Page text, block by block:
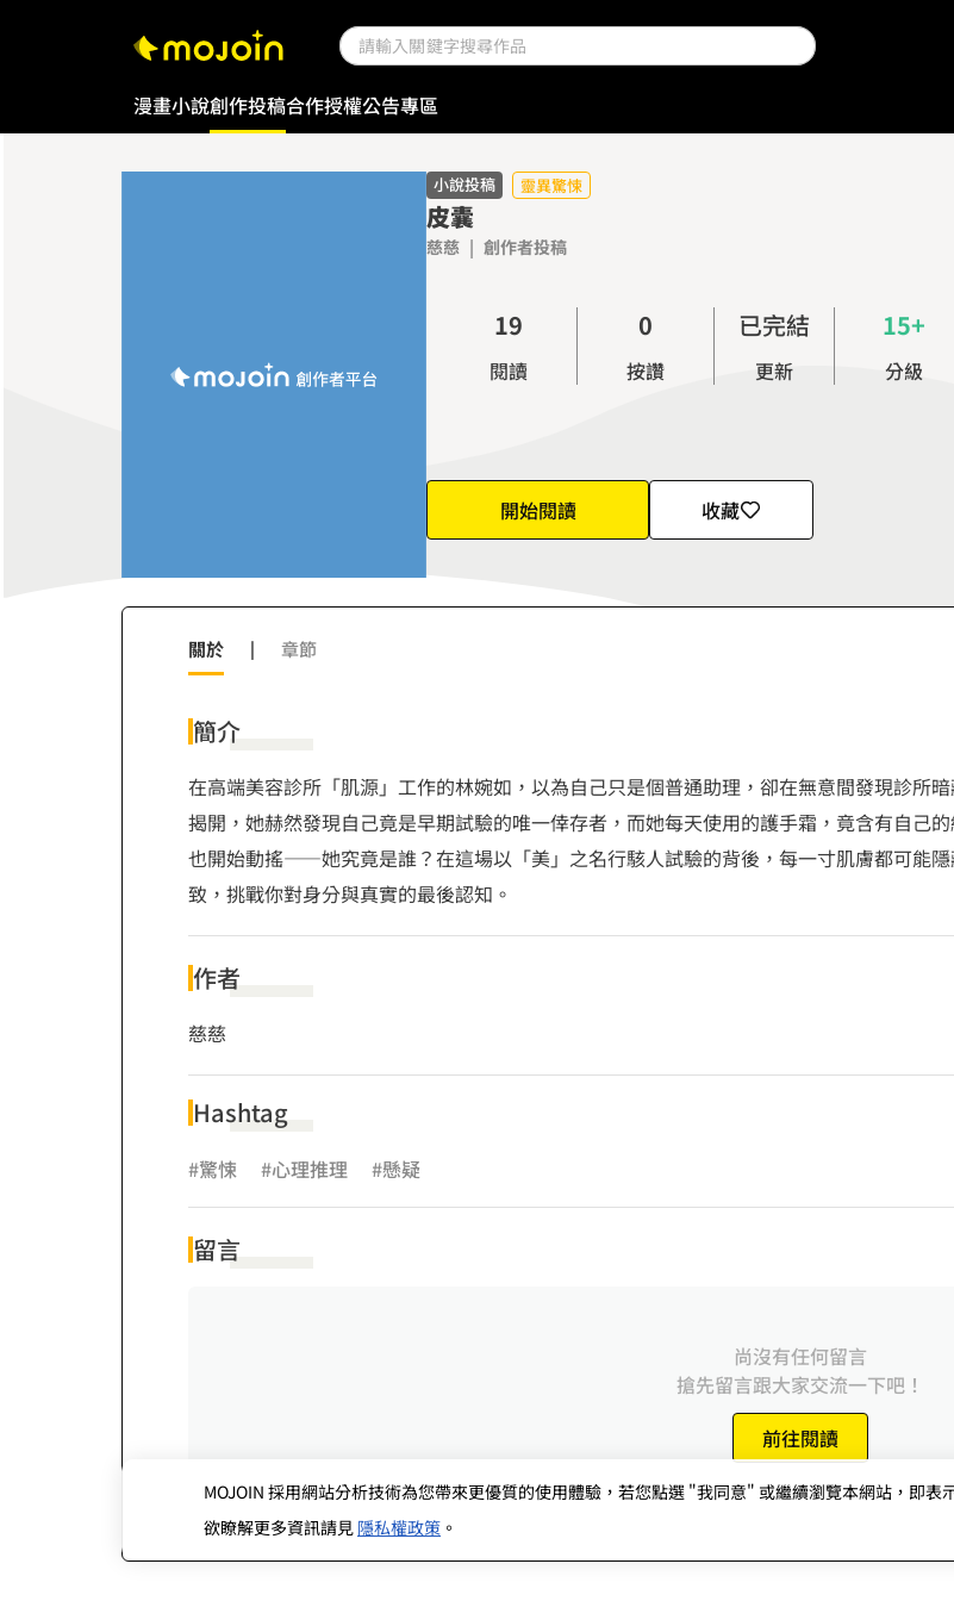
漫畫小說創作投稿合作授權公告專區
小說投稿 靈異驚悚
皮囊
慈慈 | 創作者投稿
1
2
6
7
9
1
2
5
7
9
閱讀
0
1
6
8
按讚
已完結
更新
15+
分級
開始閱讀 收藏
關於 | 章節
簡介
在高端美容診所「肌源」工作的林婉如，以為自己只是個普通助理，卻在無意間發現診所
揭開，她赫然發現自己竟是早期試驗的唯一倖存者，而她每天使用的護手霜，竟含有自己
也開始動搖——她究竟是誰？在這場以「美」之名行駭人試驗的背後，每一寸肌膚都可能
致，挑戰你對身分與真實的最後認知。
作者
慈慈
Hashtag
#驚悚 #心理推理 #懸疑
留言
尚沒有任何留言
搶先留言跟大家交流一下吧！
前往閱讀
MOJOIN 採用網站分析技術為您帶來更優質的使用體驗，若您點選 "我同意" 或繼續瀏覽本網站，即表
欲瞭解更多資訊請見 隱私權政策 。